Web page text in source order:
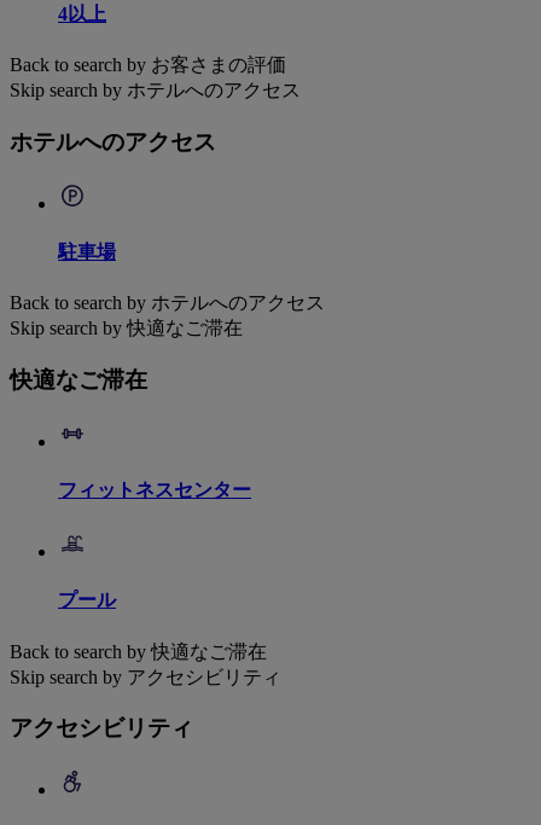
4以上
Back to search by お客さまの評価
Skip search by ホテルへのアクセス
ホテルへのアクセス
駐車場
Back to search by ホテルへのアクセス
Skip search by 快適なご滞在
快適なご滞在
フィットネスセンター
プール
Back to search by 快適なご滞在
Skip search by アクセシビリティ
アクセシビリティ